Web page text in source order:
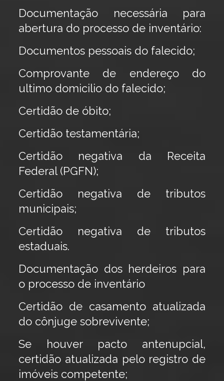
Documentação necessária para
abertura do processo de inventário:
Documentos pessoais do falecido;
Comprovante de endereço do
ultimo domicilio do falecido;
Certidão de óbito;
Certidão testamentária;
Certidão negativa da Receita
Federal (PGFN);
Certidão negativa de tributos
municipais;
Certidão negativa de tributos
estaduais.
Documentação dos herdeiros para
o processo de inventário
Certidão de casamento atualizada
do cônjuge sobrevivente;
Se houver pacto antenupcial,
certidão atualizada pelo registro de
imóveis competente;